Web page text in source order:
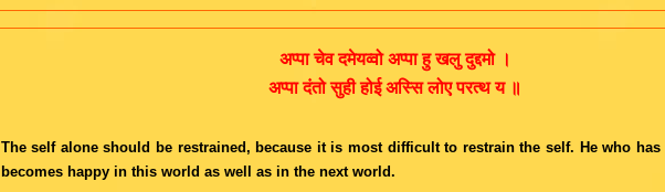
अप्पा चेव दमेयव्वो अप्पा हु खलु दुद्दमो ।
अप्पा दंतो सुही होई अस्सि लोए परत्थ य ॥
The self alone should be restrained, because it is most difficult to restrain the self. He who
becomes happy in this world as well as in the next world.